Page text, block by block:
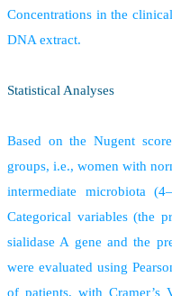
Concentrations in the
DNA extract.
Statistical Analyses
Based on the Nugent
groups, i.e., women with
intermediate microbiota
Categorical variables (the
sialidase A gene and the
were evaluated using
of patients, with Cramer’s